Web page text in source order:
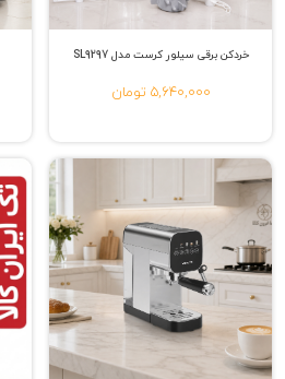
خردکن برقی سیلور کرست مدل SL9297
5,640,000 تومان